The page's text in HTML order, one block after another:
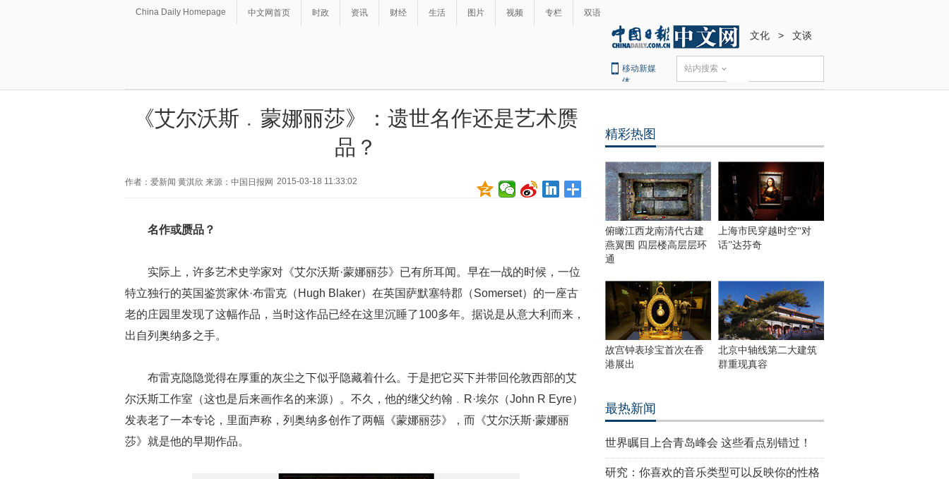
China Daily Homepage 中文网首页 时政 资讯 财经 生活 图片 视频 专栏 双语
文化 > 文谈
移动新媒
体
站内搜索
《艾尔沃斯﹒蒙娜丽莎》：遗世名作还是艺术赝
品？
作者：爱新闻 黄淇欣 来源：中国日报网 2015-03-18 11:33:02
名作或赝品？
实际上，许多艺术史学家对《艾尔沃斯·蒙娜丽莎》已有所耳闻。早在一战的时候，一位
特立独行的英国鉴赏家休·布雷克（Hugh Blaker）在英国萨默塞特郡（Somerset）的一座古
老的庄园里发现了这幅作品，当时这作品已经在这里沉睡了100多年。据说是从意大利而来，
出自列奥纳多之手。
布雷克隐隐觉得在厚重的灰尘之下似乎隐藏着什么。于是把它买下并带回伦敦西部的艾
尔沃斯工作室（这也是后来画作名的来源）。不久，他的继父约翰﹒R·埃尔（John R Eyre）
发表老了一本专论，里面声称，列奥纳多创作了两幅《蒙娜丽莎》，而《艾尔沃斯·蒙娜丽
莎》就是他的早期作品。
精彩热图
俯瞰江西龙南清代古建
燕翼围 四层楼高层层环
通
上海市民穿越时空“对
话”达芬奇
故宫钟表珍宝首次在香
港展出
北京中轴线第二大建筑
群重现真容
最热新闻
世界瞩目上合青岛峰会 这些看点别错过！
研究：你喜欢的音乐类型可以反映你的性格